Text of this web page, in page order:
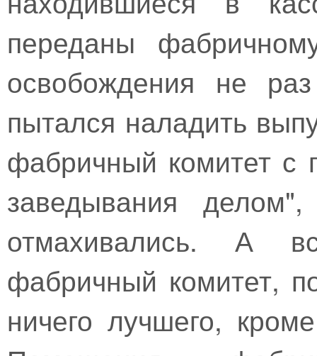
переданы
освобождения не
пытался наладить
фабричный комитет с
заведывания
отмахивались. А
фабричный комитет,
ничего лучшего,